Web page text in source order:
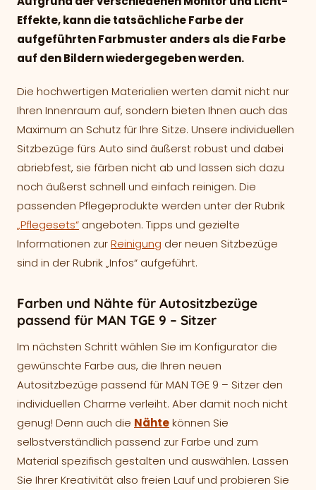
Effekte, kann die tatsächliche Farbe der
aufgeführten Farbmuster anders als die Farbe
auf den Bildern wiedergegeben werden.
Die hochwertigen Materialien werten damit nicht nur
Ihren Innenraum auf, sondern bieten Ihnen auch das
Maximum an Schutz für Ihre Sitze. Unsere individuellen
Sitzbezüge fürs Auto sind äußerst robust und dabei
abriebfest, sie färben nicht ab und lassen sich dazu
noch äußerst schnell und einfach reinigen. Die
passenden Pflegeprodukte werden unter der Rubrik
„Pflegesets“ angeboten. Tipps und gezielte
Informationen zurReinigung der neuen Sitzbezüge
sind in der Rubrik „Infos“ aufgeführt.
Farben und Nähte für Autositzbezüge
passend für MAN TGE 9 – Sitzer
Im nächsten Schritt wählen Sie im Konfigurator die
gewünschte Farbe aus, die Ihren neuen
Autositzbezüge passend für MAN TGE 9 – Sitzer den
individuellen Charme verleiht. Aber damit noch nicht
genug! Denn auch die Nähtekönnen Sie
selbstverständlich passend zur Farbe und zum
Material spezifisch gestalten und auswählen. Lassen
Sie Ihrer Kreativität also freien Lauf und probieren Sie